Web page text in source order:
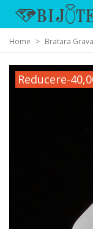
Home > Bratara
Reducere-